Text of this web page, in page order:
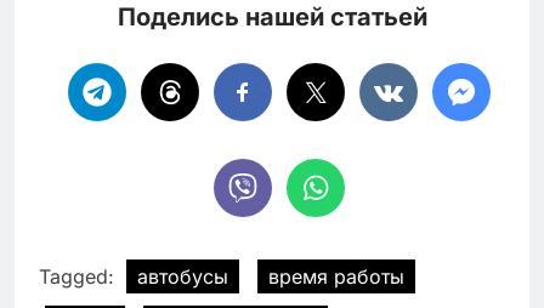
Поделись нашей статьей
Tagged: автобусы
время работы